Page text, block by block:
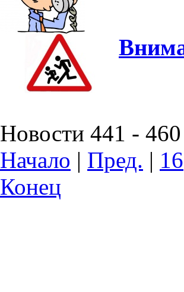
Новости 441 -
Начало | Пред. | 16
Конец